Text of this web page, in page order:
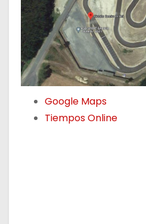
Google Maps
Tiempos Online